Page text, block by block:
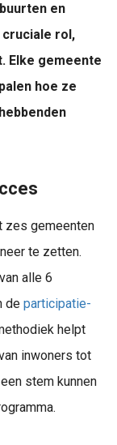
en
rol,
Elke gemeente
hoe ze
zes gemeenten
te zetten.
alle 6
de participatie-
helpt
inwoners tot
stem kunnen